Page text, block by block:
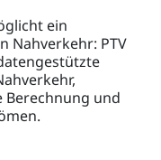
ein
Nahverkehr: PTV
Berechnung und